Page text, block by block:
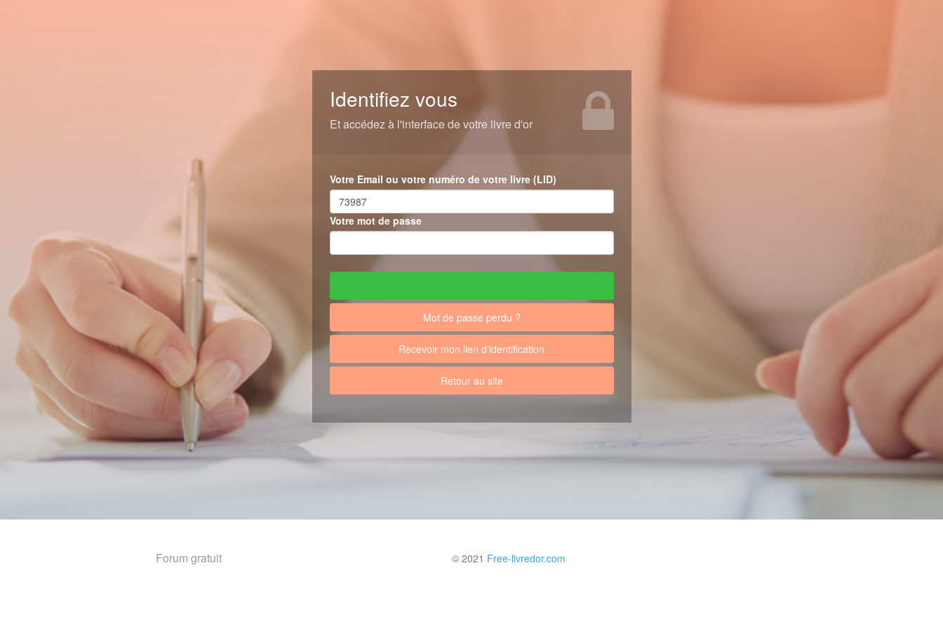
Identifiez vous
Et accédez à l'interface de votre livre d'or
Votre Email ou votre numéro de votre livre (LID)
Votre mot de passe
Mot de passe perdu ?
Recevoir mon lien d'identification
Retour au site
Forum gratuit © 2021 Free-livredor.com